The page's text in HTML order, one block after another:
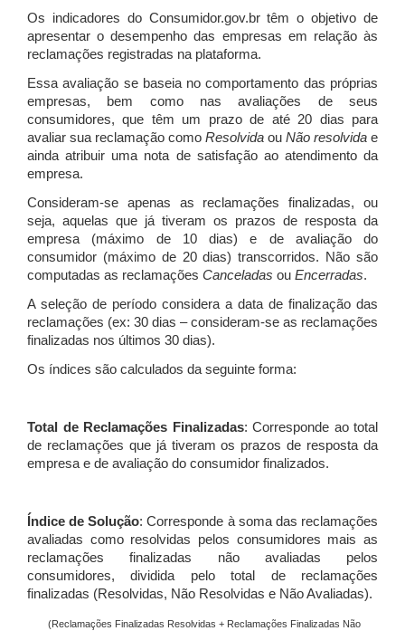
Os indicadores do Consumidor.gov.br têm o objetivo de
apresentar o desempenho das empresas em relação às
reclamações registradas na plataforma.
Essa avaliação se baseia no comportamento das próprias
empresas, bem como nas avaliações de seus
consumidores, que têm um prazo de até 20 dias para
avaliar sua reclamação como Resolvida ou Não resolvida e
ainda atribuir uma nota de satisfação ao atendimento da
empresa.
Consideram-se apenas as reclamações finalizadas, ou
seja, aquelas que já tiveram os prazos de resposta da
empresa (máximo de 10 dias) e de avaliação do
consumidor (máximo de 20 dias) transcorridos. Não são
computadas as reclamações Canceladas ou Encerradas.
A seleção de período considera a data de finalização das
reclamações (ex: 30 dias – consideram-se as reclamações
finalizadas nos últimos 30 dias).
Os índices são calculados da seguinte forma:
Total de Reclamações Finalizadas: Corresponde ao total
de reclamações que já tiveram os prazos de resposta da
empresa e de avaliação do consumidor finalizados.
Índice de Solução: Corresponde à soma das reclamações
avaliadas como resolvidas pelos consumidores mais as
reclamações finalizadas não avaliadas pelos
consumidores, dividida pelo total de reclamações
finalizadas (Resolvidas, Não Resolvidas e Não Avaliadas).
(Reclamações Finalizadas Resolvidas + Reclamações Finalizadas Não